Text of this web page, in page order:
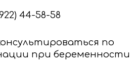
44-58-58
по
при беременности